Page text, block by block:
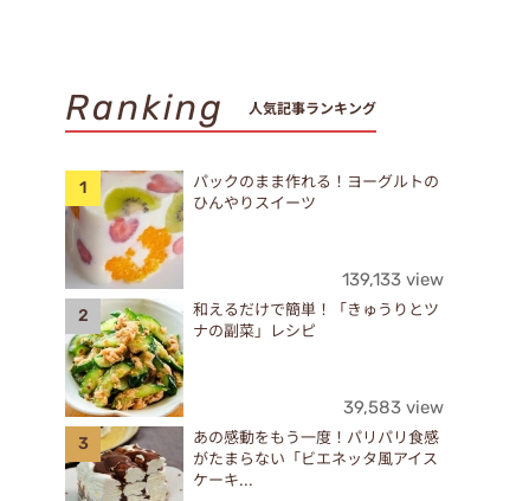
Ranking 人気記事ランキング
パックのまま作れる！ヨーグルトの
ひんやりスイーツ
139,133 view
和えるだけで簡単！「きゅうりとツ
ナの副菜」レシピ
39,583 view
あの感動をもう一度！パリパリ食感
がたまらない「ビエネッタ風アイス
ケーキ...